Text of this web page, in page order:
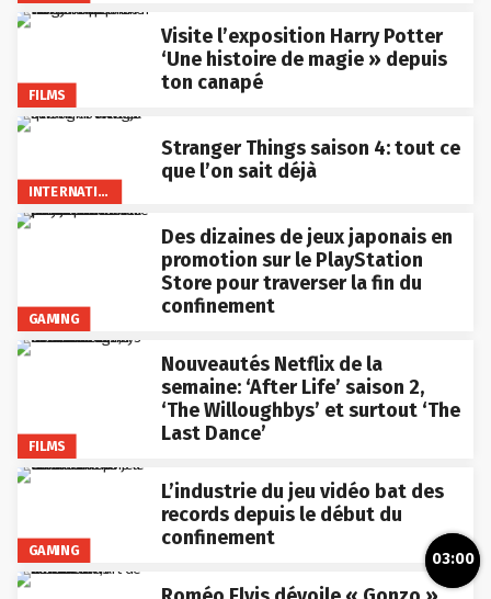
FILMS
Visite l’exposition Harry Potter
‘Une histoire de magie » depuis
ton canapé
INTERNATIONAL
Stranger Things saison 4: tout ce
que l’on sait déjà
GAMING
Des dizaines de jeux japonais en
promotion sur le PlayStation
Store pour traverser la fin du
confinement
FILMS
Nouveautés Netflix de la
semaine: ‘After Life’ saison 2,
‘The Willoughbys’ et surtout ‘The
Last Dance’
GAMING
L’industrie du jeu vidéo bat des
records depuis le début du
confinement
03:00